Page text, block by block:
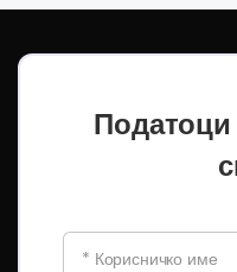
Податоци
* Корисничко име